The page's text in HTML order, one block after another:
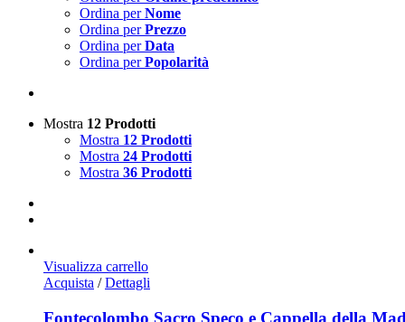
Ordina perNome
Ordina perPrezzo
Ordina perData
Ordina perPopolarità
Mostra 12 Prodotti
Mostra 12 Prodotti
Mostra 24 Prodotti
Mostra 36 Prodotti
Visualizza carrello
Acquista / Dettagli
Fontecolombo Sacro Speco e Cappella della